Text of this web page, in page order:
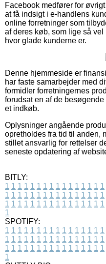
Facebook medfører for
at få indsigt i e-handlens
online forretninger som
af deres køb, som lige så
hvor glade kunderne er.
Denne hjemmeside er
har faste samarbejder med
formidler forretningernes
forudsat en af de
et indkøb.
Oplysninger angående
opretholdes fra tid til anden,
stillet ansvarlig for rettelser
seneste opdatering af
BITLY:
1 1 1 1 1 1 1 1 1 1 1 1 1 1 1 1
1 1 1 1 1 1 1 1 1 1 1 1 1 1 1 1
1 1 1 1 1 1 1 1 1 1 1 1 1 1 1 1
1
SPOTIFY:
1 1 1 1 1 1 1 1 1 1 1 1 1 1 1 1
1 1 1 1 1 1 1 1 1 1 1 1 1 1 1 1
1 1 1 1 1 1 1 1 1 1 1 1 1 1 1 1
1